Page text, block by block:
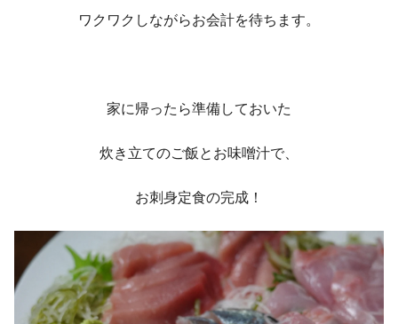
ワクワクしながらお会計を待ちます。
家に帰ったら準備しておいた
炊き立てのご飯とお味噌汁で、
お刺身定食の完成！